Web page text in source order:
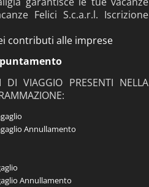
Felici S.c.a.r.l. Iscrizione
contributi alle imprese
DI VIAGGIO PRESENTI NELLA
Annullamento
Annullamento